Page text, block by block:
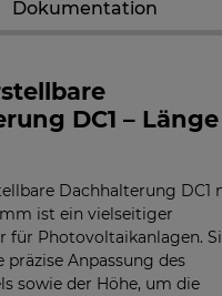
Versandkosten können höher
Dokumentation
DC1 –
Dachhalterung DC1
ist ein vielseitiger
für Photovoltaikanlagen.
Anpassung des
sowie der Höhe, um die